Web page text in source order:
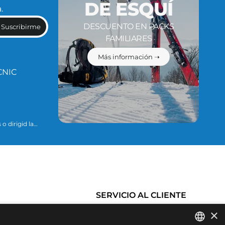
Suscribirme
o dirigid la
DE ESQUÍ
DESCUENTO EN PACKS
FAMILIARES
Más información ➝
SERVICIO AL CLIENTE
×